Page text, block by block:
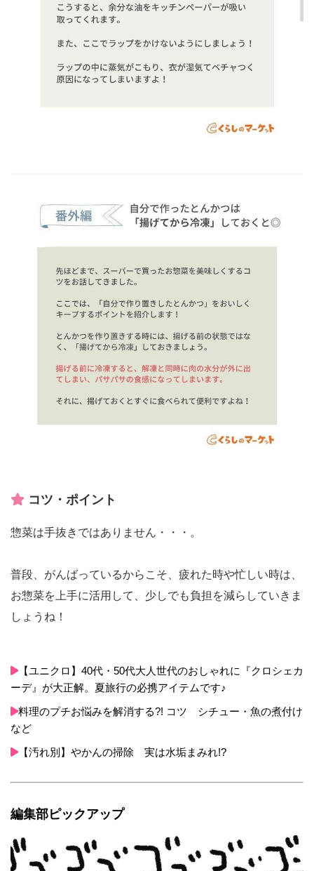
コツ・ポイント
惣菜は手抜きではありません・・・。
普段、がんばっているからこそ、疲れた時や忙しい時は、
お惣菜を上手に活用して、少しでも負担を減らしていきま
しょうね！
【ユニクロ】40代・50代大人世代のおしゃれに『クロシェカ
ーデ』が大正解。夏旅行の必携アイテムです♪
料理のプチお悩みを解消する?! コツ シチュー・魚の煮付け
など
【汚れ別】やかんの掃除 実は水垢まみれ!?
編集部ピックアップ